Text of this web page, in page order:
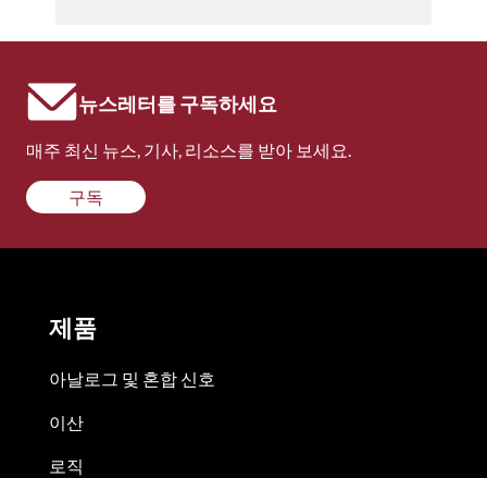
뉴스레터를 구독하세요
매주 최신 뉴스, 기사, 리소스를 받아 보세요.
구독
제품
아날로그 및 혼합 신호
이산
로직